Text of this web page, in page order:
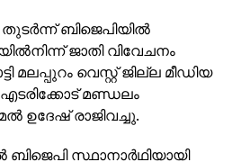
ബിജെപിയില്‍
ജാതി വിവേചനം
മലപ്പുറം വെസ്റ്റ് ജില്ല മീഡിയ
മണ്ഡലം
ഉദേഷ് രാജിവച്ചു.
സ്ഥാനാര്‍ഥിയായി